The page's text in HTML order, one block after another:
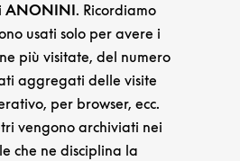
ANONINI. Ricordiamo
usati solo per avere i
più visitate, del numero
aggregati delle visite
per browser, ecc.
vengono archiviati nei
che ne disciplina la